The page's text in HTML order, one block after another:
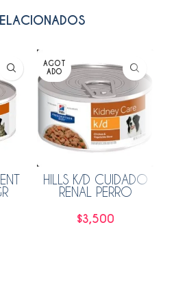
AGOT
ADO
HILLS K/D CUIDADO
RENAL PERRO
156GR
$3,500